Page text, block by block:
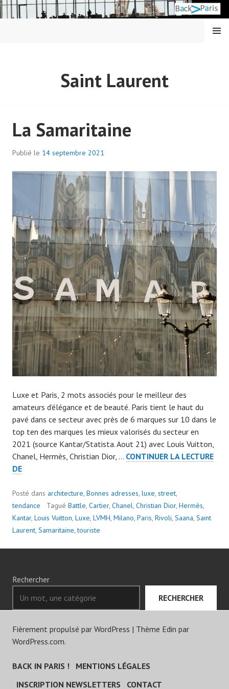
Aller
au
MENU
Saint Laurent
La Samaritaine
Publié le 14 septembre 2021
r
m
i
n
7
7
9
Luxe et Paris, 2 mots associés pour le meilleur des
amateurs d’élégance et de beauté. Paris tient le haut du
pavé dans ce secteur avec près de 6 marques sur 10 dans le
top ten des marques les mieux valorisés du secteur en
2021 (source Kantar/Statista. Aout 21) avec Louis Vuitton,
Chanel, Hermès, Christian Dior, … CONTINUER LA LECTURE
DELA
Posté dans architecture, Bonnes adresses, luxe, street,
tendance
Tagué Battle, Cartier, Chanel, Christian Dior, Hermès,
Kantar, Louis Vuitton, Luxe, LVMH, Milano, Paris, Rivoli, Saana, Saint
Laurent, Samaritaine,touriste
Rechercher
RECHERCHER
Fièrement propulsé par WordPress | Thème Edin par
WordPress.com.
BACK IN PARIS !
MENTIONS LÉGALES
INSCRIPTION NEWSLETTERS
CONTACT